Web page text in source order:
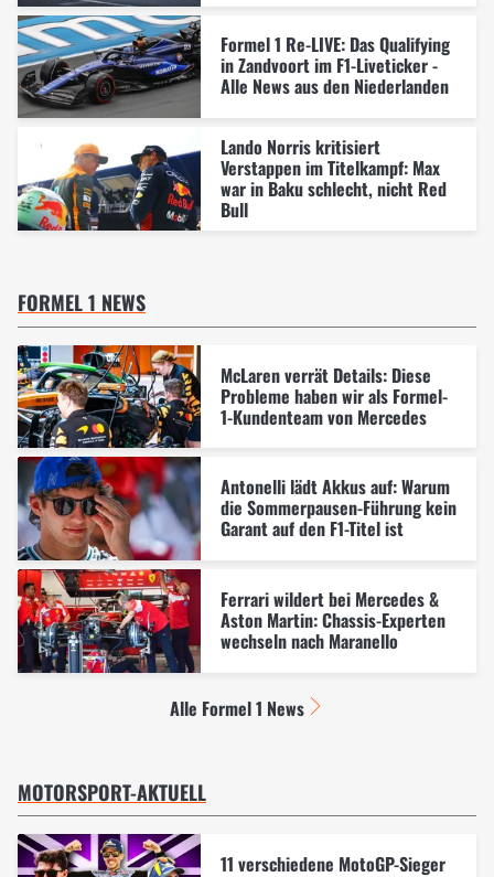
Formel 1 Re-LIVE: Das Qualifying
in Zandvoort im F1-Liveticker -
Alle News aus den Niederlanden
Lando Norris kritisiert
Verstappen im Titelkampf: Max
war in Baku schlecht, nicht Red
Bull
FORMEL 1 NEWS
McLaren verrät Details: Diese
Probleme haben wir als Formel-
1-Kundenteam von Mercedes
Antonelli lädt Akkus auf: Warum
die Sommerpausen-Führung kein
Garant auf den F1-Titel ist
Ferrari wildert bei Mercedes &
Aston Martin: Chassis-Experten
wechseln nach Maranello
Alle Formel 1 News
MOTORSPORT-AKTUELL
11 verschiedene MotoGP-Sieger